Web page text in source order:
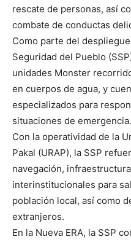
rescate de personas, así
combate de conductas
Como parte del
Seguridad del Pueblo
unidades Monster
en cuerpos de agua, y
especializados para
situaciones de emergencia.
Con la operatividad de la
Pakal (URAP), la SSP
navegación,
interinstitucionales para
población local, así como
extranjeros.
En la Nueva ERA, la SSP